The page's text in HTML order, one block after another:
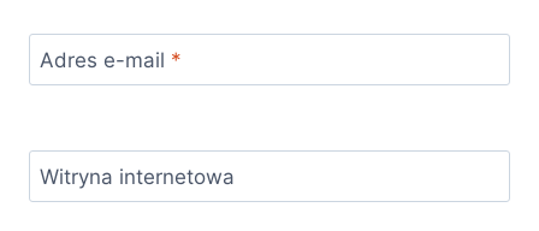
Adres e-mail *
Witryna internetowa